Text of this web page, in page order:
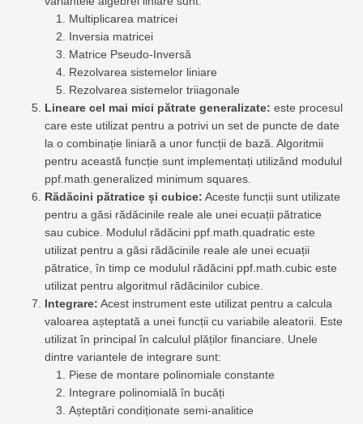
Multiplicarea matricei
Inversia matricei
Matrice Pseudo-Inversă
Rezolvarea sistemelor liniare
Rezolvarea sistemelor triiagonale
Lineare cel mai mici pătrate generalizate: este procesul
care este utilizat pentru a potrivi un set de puncte de date
la o combinație liniară a unor funcții de bază. Algoritmii
pentru această funcție sunt implementați utilizând modulul
ppf.math.generalized minimum squares.
Rădăcini pătratice și cubice: Aceste funcții sunt utilizate
pentru a găsi rădăcinile reale ale unei ecuații pătratice
sau cubice. Modulul rădăcini ppf.math.quadratic este
utilizat pentru a găsi rădăcinile reale ale unei ecuații
pătratice, în timp ce modulul rădăcini ppf.math.cubic este
utilizat pentru algoritmul rădăcinilor cubice.
Integrare: Acest instrument este utilizat pentru a calcula
valoarea așteptată a unei funcții cu variabile aleatorii. Este
utilizat în principal în calculul plăților financiare. Unele
dintre variantele de integrare sunt:
Piese de montare polinomiale constante
Integrare polinomială în bucăți
Așteptări condiționate semi-analitice